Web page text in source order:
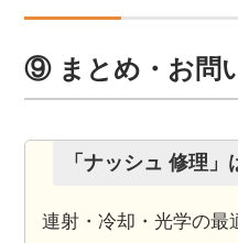
⑨ まとめ・お問
「ナッシュ 修理
連射・冷却・光学の最